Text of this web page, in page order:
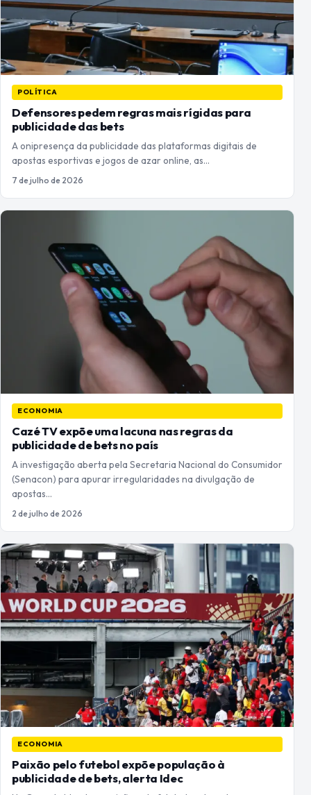
POLÍTICA
Defensores pedem regras mais rígidas para
publicidade das bets
A onipresença da publicidade das plataformas digitais de
apostas esportivas e jogos de azar online, as…
7 de julho de 2026
ECONOMIA
Cazé TV expõe uma lacuna nas regras da
publicidade de bets no país
A investigação aberta pela Secretaria Nacional do Consumidor
(Senacon) para apurar irregularidades na divulgação de
apostas…
2 de julho de 2026
ECONOMIA
Paixão pelo futebol expõe população à
publicidade de bets, alerta Idec